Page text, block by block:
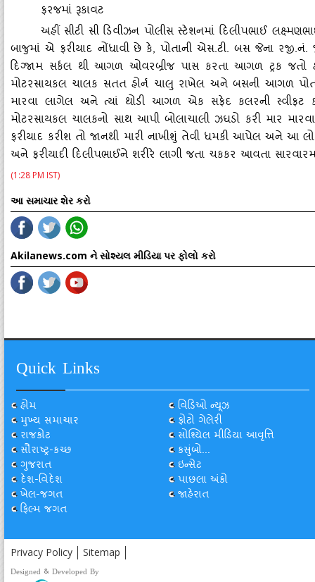
ફરજમાં રૂકાવટ
અહીં સીટી સી ડિવીઝન પોલીસ સ્‍ટેશનમાં દિલીપભાઈ
બાજુમાં એ ફરીયાદ નોંધાવી છે કે, પોતાની એસ.ટી. બસ જેના
દિગ્‍જામ સર્કલ થી આગળ ઓવરબ્રીજ પાસ કરતા આગળ ટ્રક
મોટરસાયકલ ચાલક સતત હોર્ન ચાલુ રાખેલ અને બસની આગળ
મારવા લાગેલ અને ત્‍યાં થોડી આગળ એક સફેદ કલરની સ્‍વીફટ
મોટરસાયકલ ચાલકનો સાથ આપી બોલાચાલી ઝઘડો કરી માર
ફરીયાદ કરીશ તો જાનથી મારી નાખીશું તેવી ધમકી આપેલ અને આ
અને ફરીયાદી દિલીપભાઈને શરીરે લાગી જતા ચકકર આવતા
(1:28 PM IST)
આ સમાચાર શેર કરો
Akilanews.com ને સોશ્યલ મીડિયા પર ફોલો કરો
Quick Links
હોમ
મુખ્ય સમાચાર
રાજકોટ
સૌરાષ્ટ્ર-કચ્છ
ગુજરાત
દેશ-વિદેશ
ખેલ-જગત
ફિલ્મ જગત
વિડિઓ ન્યૂઝ
ફોટો ગેલેરી
સોશ્યિલ મીડિયા આવૃત્તિ
કસુંબો...
ઇન્સેટ
પાછલા અંકો
જાહેરાત
Privacy Policy Sitemap
Designed & Developed By